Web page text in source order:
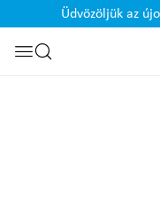
Ugrás a kereséshez
Üdvözöljük az